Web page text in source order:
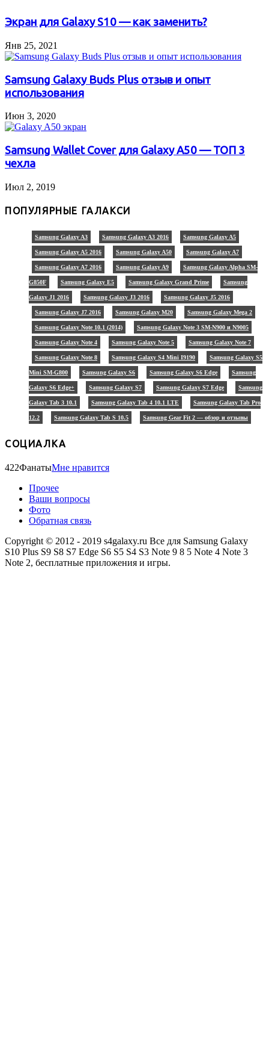
Экран для Galaxy S10 — как заменить?
Янв 25, 2021
Samsung Galaxy Buds Plus отзыв и опыт
использования
Июн 3, 2020
Samsung Wallet Cover для Galaxy A50 — ТОП 3
чехла
Июл 2, 2019
ПОПУЛЯРНЫЕ ГАЛАКСИ
Samsung Galaxy A3 Samsung Galaxy A3 2016 Samsung Galaxy A5
Samsung Galaxy A5 2016 Samsung Galaxy A50 Samsung Galaxy A7
Samsung Galaxy A7 2016 Samsung Galaxy A9 Samsung Galaxy Alpha SM-
G850F Samsung Galaxy E5 Samsung Galaxy Grand Prime Samsung
Galaxy J1 2016 Samsung Galaxy J3 2016 Samsung Galaxy J5 2016
Samsung Galaxy J7 2016 Samsung Galaxy M20 Samsung Galaxy Mega 2
Samsung Galaxy Note 10.1 (2014) Samsung Galaxy Note 3 SM-N900 и N9005
Samsung Galaxy Note 4 Samsung Galaxy Note 5 Samsung Galaxy Note 7
Samsung Galaxy Note 8 Samsung Galaxy S4 Mini I9190 Samsung Galaxy S5
Mini SM-G800 Samsung Galaxy S6 Samsung Galaxy S6 Edge Samsung
Galaxy S6 Edge+ Samsung Galaxy S7 Samsung Galaxy S7 Edge Samsung
Galaxy Tab 3 10.1 Samsung Galaxy Tab 4 10.1 LTE Samsung Galaxy Tab Pro
12.2 Samsung Galaxy Tab S 10.5 Samsung Gear Fit 2 — обзор и отзывы
СОЦИАЛКА
422ФанатыМне нравится
Прочее
Ваши вопросы
Фото
Обратная связь
Copyright © 2012 - 2019 s4galaxy.ru Все для Samsung Galaxy
S10 Plus S9 S8 S7 Edge S6 S5 S4 S3 Note 9 8 5 Note 4 Note 3
Note 2, бесплатные приложения и игры.